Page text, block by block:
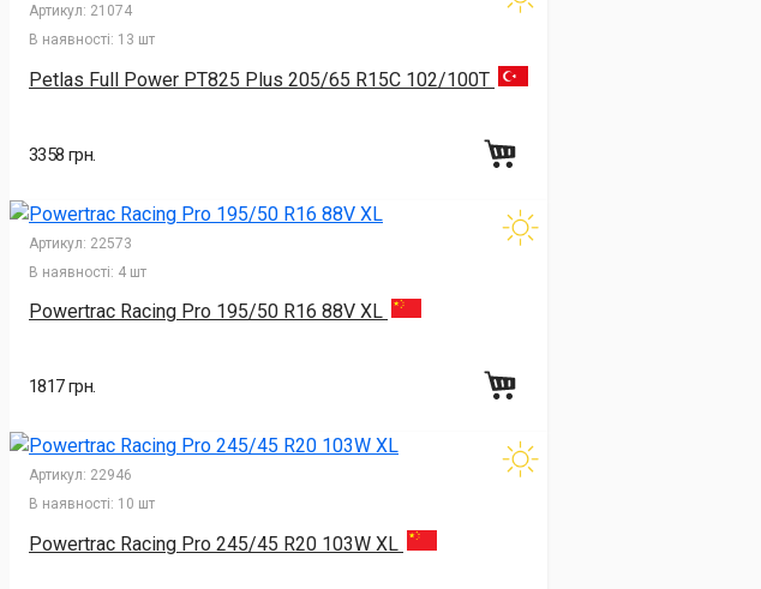
Артикул: 21074
В наявності: 13 шт
Petlas Full Power PT825 Plus 205/65 R15C 102/100T
3358 грн.
Артикул: 22573
В наявності: 4 шт
Powertrac Racing Pro 195/50 R16 88V XL
1817 грн.
Артикул: 22946
В наявності: 10 шт
Powertrac Racing Pro 245/45 R20 103W XL